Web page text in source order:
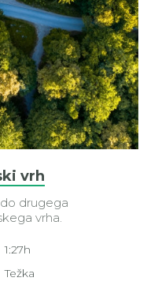
vrh
drugega
vrha.
1:27h
Težka